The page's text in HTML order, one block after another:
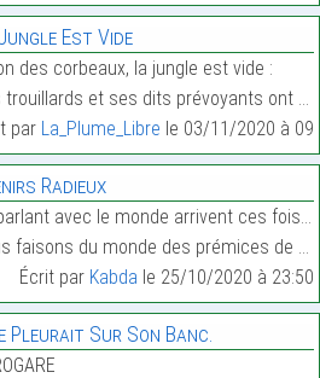
Est Vide
des corbeaux, la jungle est vide :
trouillards et ses dits prévoyants ont fui…
par La_Plume_Libre le 03/11/2020 à
Radieux
En parlant avec le monde arrivent ces fois où les
faisons du monde des prémices de débris, et b…
Écrit par Kabda le 25/10/2020 à 23:50
Pleurait Sur Son Banc.